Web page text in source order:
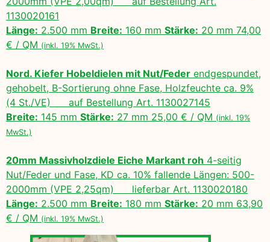
1130020161
Länge: 2.500 mm Breite: 160 mm Stärke: 20 mm 74,00
€ / QM (inkl. 19% MwSt.)
Nord. Kiefer Hobeldielen mit Nut/Feder endgespundet,
gehobelt, B-Sortierung ohne Fase, Holzfeuchte ca. 9%
(4 St./VE) auf Bestellung Art. 1130027145
Breite: 145 mm Stärke: 27 mm 25,00 € / QM (inkl. 19%
MwSt.)
20mm Massivholzdiele Eiche Markant roh 4-seitig
Nut/Feder und Fase, KD ca. 10% fallende Längen: 500-
2000mm (VPE 2,25qm) lieferbar Art. 1130020180
Länge: 2.500 mm Breite: 180 mm Stärke: 20 mm 63,90
€ / QM (inkl. 19% MwSt.)